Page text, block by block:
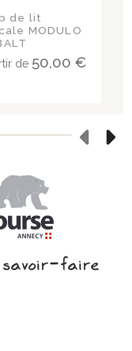
de lit
MODULO
de 50,00 €